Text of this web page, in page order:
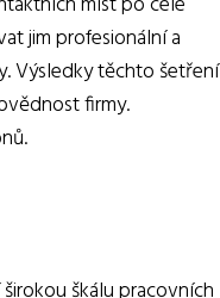
jim profesionální a
Výsledky těchto šetření
firmy.